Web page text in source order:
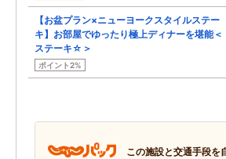
【お盆プラン×ニューヨークスタイルステー
キ】お部屋でゆったり極上ディナーを堪能＜
ステーキ☆＞
ポイント2%
この施設と交通手段を